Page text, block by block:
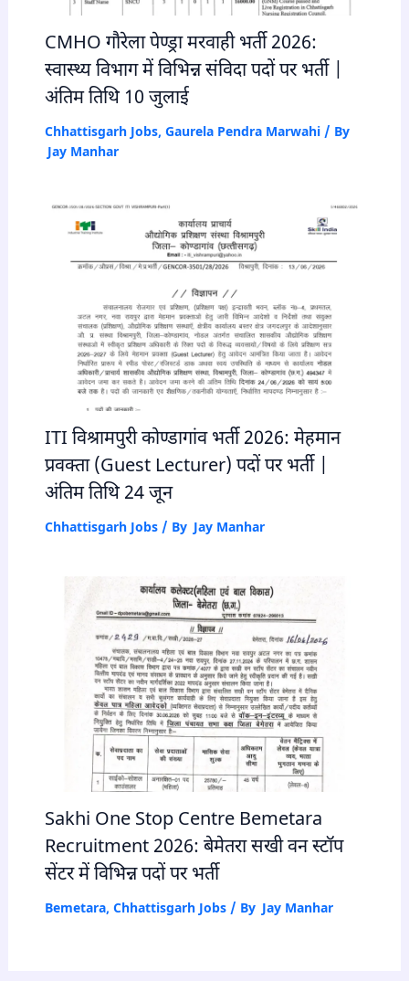
CMHO गौरेला पेण्ड्रा मरवाही भर्ती 2026:
स्वास्थ्य विभाग में विभिन्न संविदा पदों पर भर्ती |
अंतिम तिथि 10 जुलाई
Chhattisgarh Jobs, Gaurela Pendra Marwahi/ By
Jay Manhar
ITI विश्रामपुरी कोण्डागांव भर्ती 2026: मेहमान
प्रवक्ता (Guest Lecturer) पदों पर भर्ती |
अंतिम तिथि 24 जून
Chhattisgarh Jobs/ By Jay Manhar
Sakhi One Stop Centre Bemetara
Recruitment 2026: बेमेतरा सखी वन स्टॉप
सेंटर में विभिन्न पदों पर भर्ती
Bemetara, Chhattisgarh Jobs/ By Jay Manhar